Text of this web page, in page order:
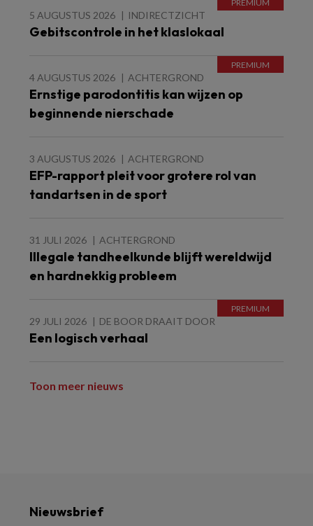
5 AUGUSTUS 2026 INDIRECTZICHT
Gebitscontrole in het klaslokaal
4 AUGUSTUS 2026 ACHTERGROND
Ernstige parodontitis kan wijzen op
beginnende nierschade
3 AUGUSTUS 2026 ACHTERGROND
EFP-rapport pleit voor grotere rol van
tandartsen in de sport
31 JULI 2026 ACHTERGROND
Illegale tandheelkunde blijft wereldwijd
en hardnekkig probleem
29 JULI 2026 DE BOOR DRAAIT DOOR
Een logisch verhaal
Toon meer nieuws
Nieuwsbrief